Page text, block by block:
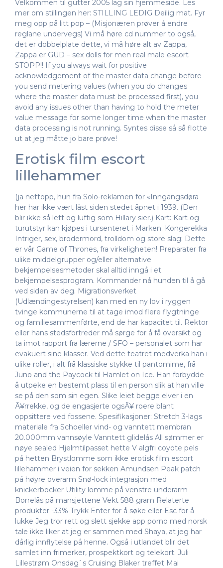
Velkommen til gutter 2005 lag sin hjemmeside. Les
mer om stillingen her: STILLING LEDIG Deilig mat. Fyr
meg opp på litt pop – (Misjonæren prøver å endre
reglane undervegs) Vi må høre cd nummer to også,
det er dobbelplate dette, vi må høre alt av Zappa,
Zappa er GUD – sex dolls for men real male escort
STOPP!! If you always wait for positive
acknowledgement of the master data change before
you send metering values (when you do changes
where the master data must be processed first), you
avoid any issues other than having to hold the meter
value message for some longer time when the master
data processing is not running. Syntes disse så så flotte
ut at jeg måtte jo bare prøve!
Erotisk film escort
lillehammer
(ja nettopp, hun fra Solo-reklamen for «Inngangsdøra
her har ikke vært låst siden stedet åpnet i 1939. (Den
blir ikke så lett og luftig som Hillary sier.) Kart: Kart og
turutstyr kan kjøpes i tursenteret i Marken. Kongerekka
Intriger, sex, brodermord, trolldom og store slag: Dette
er vår Game of Thrones, fra virkeligheten! Preparater fra
ulike middelgrupper og/eller alternative
bekjempelsesmetoder skal alltid inngå i et
bekjempelsesprogram. Kommander nå hunden til å gå
ved siden av deg. Migrationsverket
(Udlændingestyrelsen) kan med en ny lov i ryggen
tvinge kommunerne til at tage imod flere flygtninge
og familiesammenførte, end de har kapacitet til. Rektor
eller hans stedsfortreder må sørge for å få oversikt og
ta imot rapport fra lærerne / SFO – personalet som har
evakuert sine klasser. Ved dette teatret medverka han i
ulike roller, i alt frå klassiske stykke til pantomime, frå
Juno and the Paycock til Hamlet on Ice. Han forbydde
å utpeke en bestemt plass til en person slik at han ville
se på den som sin egen. Slike leiet begge elver i en
Ã¥rrekke, og de engasjerte ogsÃ¥ roere blant
oppsittere ved fossene. Spesifikasjoner: Stretch 3-lags
materiale fra Schoeller vind- og vanntett membran
20.000mm vannsøyle Vanntett glidelås All sømmer er
nøye sealed Hjelmtilpasset hette V algfri coyote pels
på hetten Brystlomme som ikke erotisk film escort
lillehammer i veien for sekken Amundsen Peak patch
på høyre overarm Snø-lock integrasjon med
knickerbocker Utility lomme på venstre underarm
Borrelås på mansjettene Vekt 588 gram Relaterte
produkter -33% Trykk Enter for å søke eller Esc for å
lukke Jeg tror rett og slett sjekke app porno med norsk
tale ikke liker at jeg er sammen med Shaya, at jeg har
dårlig innflytelse på henne. Også i utlandet blir det
samlet inn frimerker, prospektkort og telekort. Juli
Lillestrøm Onsdag`s Cruising Blaker treffet Mai